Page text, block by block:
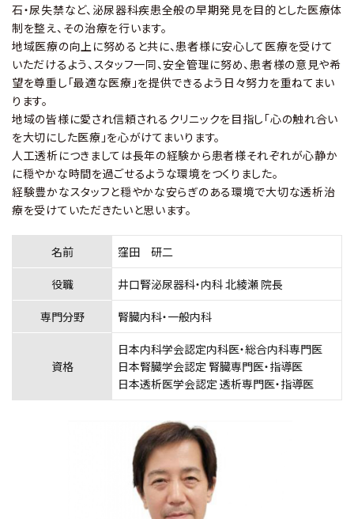
石・尿失禁など、泌尿器科疾患全般の早期発見を目的とした医療体
制を整え、その治療を行います。
地域医療の向上に努めると共に、患者様に安心して医療を受けて
いただけるよう、スタッフ一同、安全管理に努め、患者様の意見や希
望を尊重し「最適な医療」を提供できるよう日々努力を重ねてまい
ります。
地域の皆様に愛され信頼されるクリニックを目指し「心の触れ合い
を大切にした医療」を心がけてまいります。
人工透析につきましては長年の経験から患者様それぞれが心静か
に穏やかな時間を過ごせるような環境をつくりました。
経験豊かなスタッフと穏やかな安らぎのある環境で大切な透析治
療を受けていただきたいと思います。
名前 窪田 研二
役職 井口腎泌尿器科・内科 北綾瀬 院長
専門分野 腎臓内科・一般内科
資格
日本内科学会認定内科医・総合内科専門医
日本腎臓学会認定 腎臓専門医・指導医
日本透析医学会認定 透析専門医・指導医